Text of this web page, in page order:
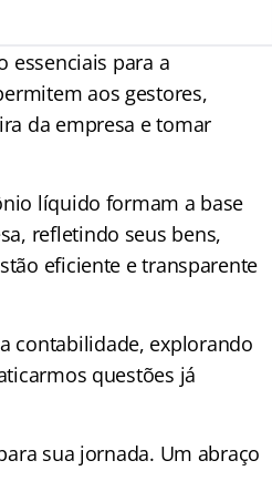
essenciais para a
aos gestores,
da empresa e tomar
líquido formam a base
refletindo seus bens,
eficiente e transparente
contabilidade, explorando
questões já
sua jornada. Um abraço